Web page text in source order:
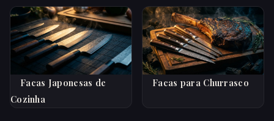
Facas Japonesas de
Cozinha
Facas para Churrasco